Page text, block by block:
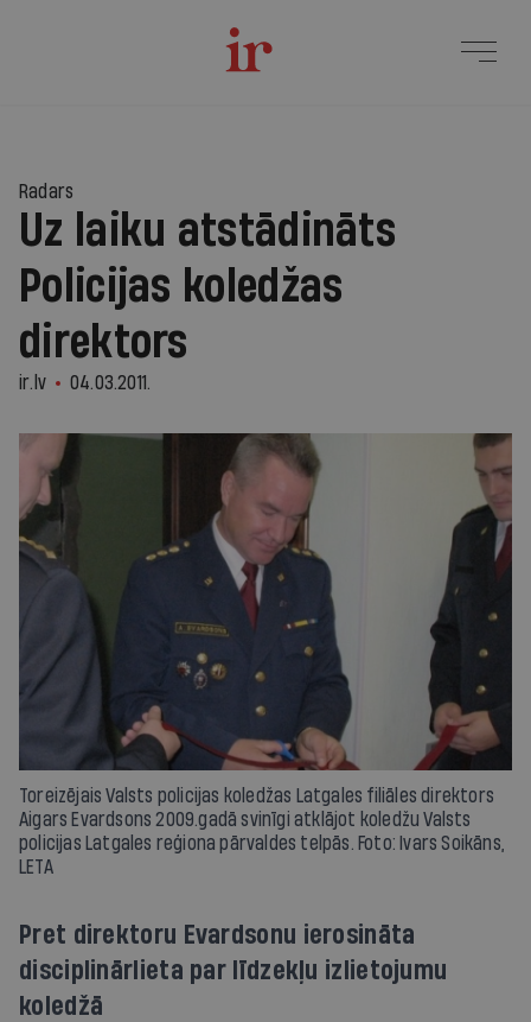
Radars
Uz laiku atstādināts
Policijas koledžas
direktors
ir.lv 04.03.2011.
Toreizējais Valsts policijas koledžas Latgales filiāles direktors
Aigars Evardsons 2009.gadā svinīgi atklājot koledžu Valsts
policijas Latgales reģiona pārvaldes telpās. Foto: Ivars Soikāns,
LETA
Pret direktoru Evardsonu ierosināta
disciplinārlieta par līdzekļu izlietojumu
koledžā